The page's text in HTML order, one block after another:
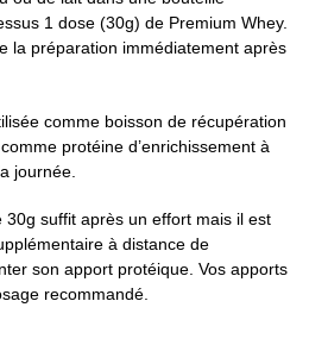
1 dose (30g) de Premium Whey.
la préparation immédiatement après
comme boisson de récupération
protéine d’enrichissement à
journée.
suffit après un effort mais il est
à distance de
son apport protéique. Vos apports
recommandé.